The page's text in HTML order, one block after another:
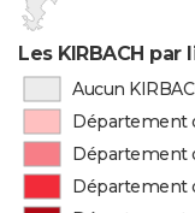
Les KIRBACH
Aucun
Département
Département
Département